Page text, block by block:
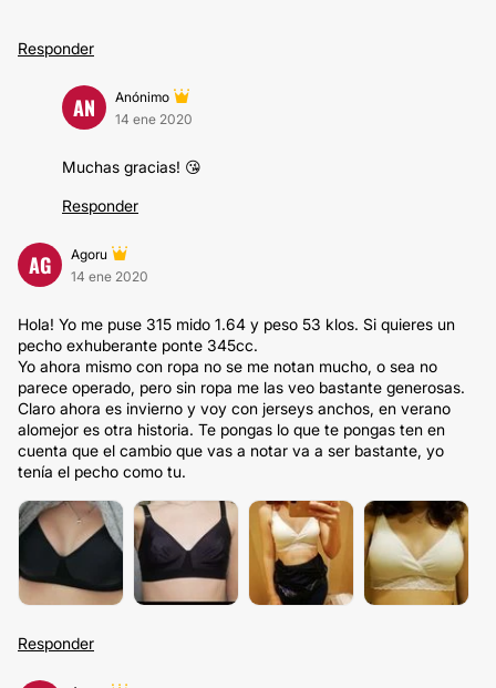
Responder
AN
Anónimo
14 ene 2020
Muchas gracias! 😘
Responder
AG
Agoru
14 ene 2020
Hola! Yo me puse 315 mido 1.64 y peso 53 klos. Si quieres un
pecho exhuberante ponte 345cc.
Yo ahora mismo con ropa no se me notan mucho, o sea no
parece operado, pero sin ropa me las veo bastante generosas.
Claro ahora es invierno y voy con jerseys anchos, en verano
alomejor es otra historia. Te pongas lo que te pongas ten en
cuenta que el cambio que vas a notar va a ser bastante, yo
tenía el pecho como tu.
Responder